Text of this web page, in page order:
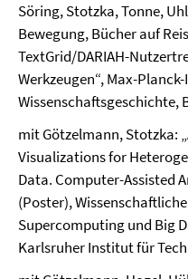
Söring, Stotzka, Tonne,
Bewegung, Bücher auf
TextGrid/DARIAH-
Werkzeugen“, Max-
Wissenschaftsgeschichte,
mit Götzelmann, Stotzka:
Visualizations for
Data. Computer-Assisted
(Poster),
Supercomputing und Big
Karlsruher Institut für